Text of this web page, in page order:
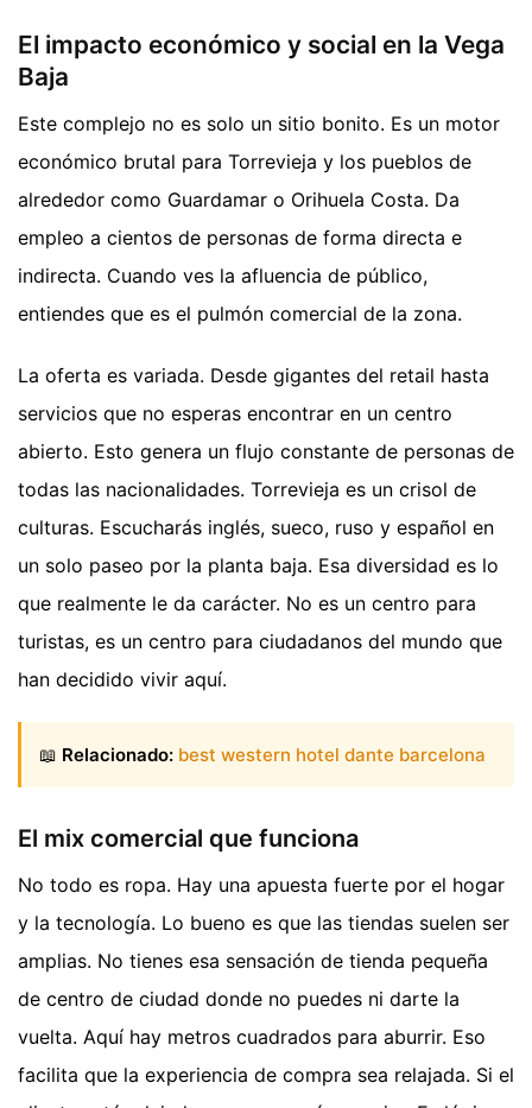
El impacto económico y social en la Vega
Baja
Este complejo no es solo un sitio bonito. Es un motor
económico brutal para Torrevieja y los pueblos de
alrededor como Guardamar o Orihuela Costa. Da
empleo a cientos de personas de forma directa e
indirecta. Cuando ves la afluencia de público,
entiendes que es el pulmón comercial de la zona.
La oferta es variada. Desde gigantes del retail hasta
servicios que no esperas encontrar en un centro
abierto. Esto genera un flujo constante de personas de
todas las nacionalidades. Torrevieja es un crisol de
culturas. Escucharás inglés, sueco, ruso y español en
un solo paseo por la planta baja. Esa diversidad es lo
que realmente le da carácter. No es un centro para
turistas, es un centro para ciudadanos del mundo que
han decidido vivir aquí.
📖 Relacionado: best western hotel dante barcelona
El mix comercial que funciona
No todo es ropa. Hay una apuesta fuerte por el hogar
y la tecnología. Lo bueno es que las tiendas suelen ser
amplias. No tienes esa sensación de tienda pequeña
de centro de ciudad donde no puedes ni darte la
vuelta. Aquí hay metros cuadrados para aburrir. Eso
facilita que la experiencia de compra sea relajada. Si el